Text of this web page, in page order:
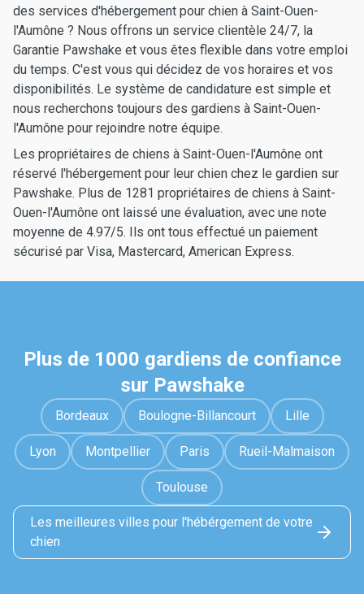
des services d'hébergement pour chien à Saint-Ouen-
l'Aumône ? Nous offrons un service clientèle 24/7, la
Garantie Pawshake et vous êtes flexible dans votre emploi
du temps. C'est vous qui décidez de vos horaires et vos
disponibilités. Le système de candidature est simple et
nous recherchons toujours des gardiens à Saint-Ouen-
l'Aumône pour rejoindre notre équipe.
Les propriétaires de chiens à Saint-Ouen-l'Aumône ont
réservé l'hébergement pour leur chien chez le gardien sur
Pawshake. Plus de 1281 propriétaires de chiens à Saint-
Ouen-l'Aumône ont laissé une évaluation, avec une note
moyenne de 4.97/5. Ils ont tous effectué un paiement
sécurisé par Visa, Mastercard, American Express.
Plus de 1000 gardiens de confiance
sur Pawshake
Bordeaux Boulogne-Billancourt Lille
Lyon Montpellier Paris Rueil-Malmaison
Toulouse
Les meilleures villes pour l'hébérgement de votre
chien